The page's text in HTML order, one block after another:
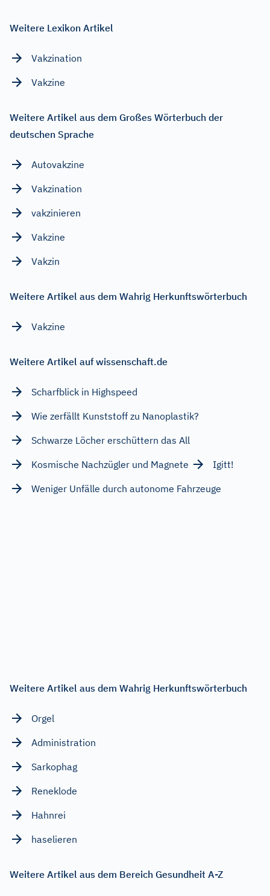
Weitere Lexikon Artikel
Vakzination
Vakzine
Weitere Artikel aus dem Großes Wörterbuch der
deutschen Sprache
Autovakzine
Vakzination
vakzinieren
Vakzine
Vakzin
Weitere Artikel aus dem Wahrig Herkunftswörterbuch
Vakzine
Weitere Artikel auf wissenschaft.de
Scharfblick in Highspeed
Wie zerfällt Kunststoff zu Nanoplastik?
Schwarze Löcher erschüttern das All
Kosmische Nachzügler und Magnete
Igitt!
Weniger Unfälle durch autonome Fahrzeuge
Weitere Artikel aus dem Wahrig Herkunftswörterbuch
Orgel
Administration
Sarkophag
Reneklode
Hahnrei
haselieren
Weitere Artikel aus dem Bereich Gesundheit A-Z